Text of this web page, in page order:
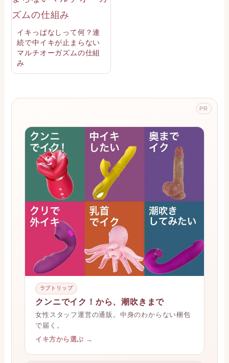
イキっぱなしって何？連
続で中イキが止まらない
マルチオーガズムの仕組
み
PR
ラブトリップ
クンニでイク！から、潮吹きまで
女性スタッフ運営の通販。中身のわからない梱包
で届く。
イキ方から選ぶ →